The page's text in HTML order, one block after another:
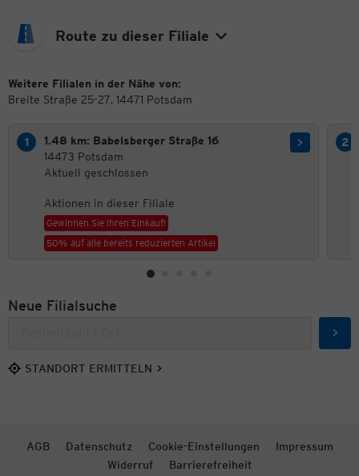
Route zu dieser Filiale
Weitere Filialen in der Nähe von:
Breite Straße 25-27, 14471 Potsdam
1.48 km: Babelsberger Straße 16
14473 Potsdam
Aktuell geschlossen
Aktionen in dieser Filiale
Gewinnen Sie Ihren Einkauf!
50% auf alle bereits reduzierten Artikel
Neue Filialsuche
STANDORT ERMITTELN
AGB Datenschutz Cookie-Einstellungen
Impressum
Widerruf
Barrierefreiheit